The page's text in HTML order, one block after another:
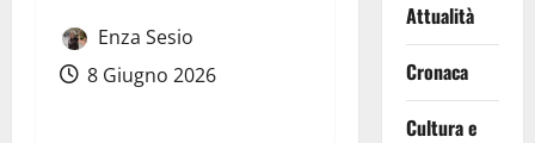
Enza Sesio
8 Giugno 2026
Attualità
Cronaca
Cultura e